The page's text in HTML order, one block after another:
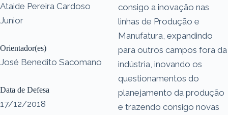
Ataide Pereira Cardoso
Junior
Orientador(es)
José Benedito Sacomano
Data de Defesa
17/12/2018
consigo a inovação nas
linhas de Produção e
Manufatura, expandindo
para outros campos fora da
indústria, inovando os
questionamentos do
planejamento da produção
e trazendo consigo novas